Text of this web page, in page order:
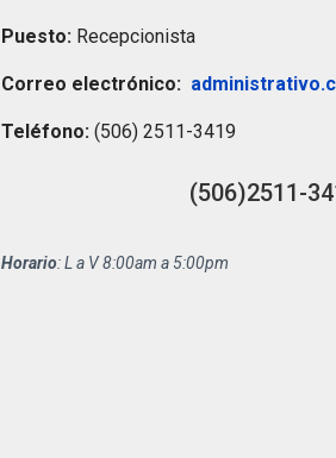
Puesto: Recepcionista
Correo electrónico:
Teléfono: (506) 2511-3419
(506)2511-
Horario: L a V 8:00am a 5:00pm